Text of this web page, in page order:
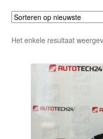
Het enkele resultaat